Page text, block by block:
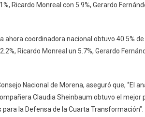
Ricardo Monreal con 5.9%, Gerardo
ahora coordinadora nacional obtuvo 40.5%
Ricardo Monreal un 5.7%, Gerardo
Nacional de Morena, aseguró que, ‘’El
Claudia Sheinbaum obtuvo el mejor
la Defensa de la Cuarta Transformación’’.